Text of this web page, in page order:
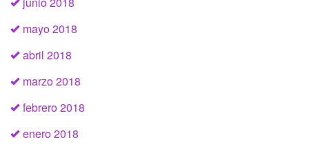
mayo 2018
abril 2018
marzo 2018
febrero 2018
enero 2018